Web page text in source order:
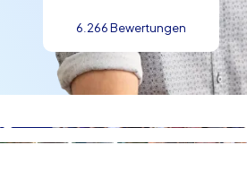
Ein Teamevent in Nürnberg
Atmosphäre der Stadt sehr
lebendig und historisch
gemütlich mit guter Gastronomie.
6.266 Bewertungen